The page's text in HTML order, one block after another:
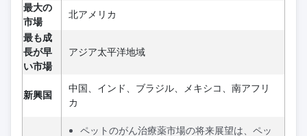
最大の
市場
北アメリカ
最も成
長が早
い市場
アジア太平洋地域
新興国
中国、インド、ブラジル、メキシコ、南アフリ
カ
ペットのがん治療薬市場の将来展望は、ペッ